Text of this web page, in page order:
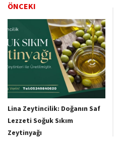
ÖNCEKI
Lina Zeytincilik: Doğanın Saf
Lezzeti Soğuk Sıkım
Zeytinyağı